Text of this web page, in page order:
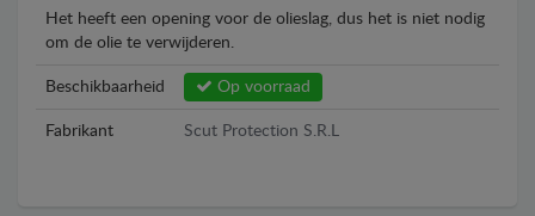
Het heeft een opening voor de olieslag, dus het is niet nodig
om de olie te verwijderen.
Beschikbaarheid Op voorraad
Fabrikant Scut Protection S.R.L